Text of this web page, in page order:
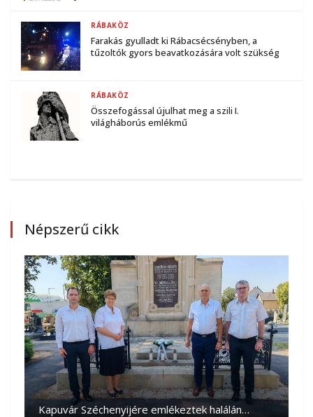
Farakás gyulladt ki Rábacsécsényben, a
tűzoltók gyors beavatkozására volt szükség
RÁBAKÖZ
Összefogással újulhat meg a szili I.
világháborús emlékmű
RÁBAKÖZ
Népszerű cikk
Kapuvár Széchenyijére emlékeztek halálán…